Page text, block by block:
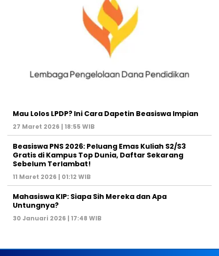
Mau Lolos LPDP? Ini Cara Dapetin Beasiswa Impian
27 Maret 2026 | 18:55 WIB
Beasiswa PNS 2026: Peluang Emas Kuliah S2/S3
Gratis di Kampus Top Dunia, Daftar Sekarang
Sebelum Terlambat!
11 Maret 2026 | 01:12 WIB
Mahasiswa KIP: Siapa Sih Mereka dan Apa
Untungnya?
30 Januari 2026 | 17:48 WIB